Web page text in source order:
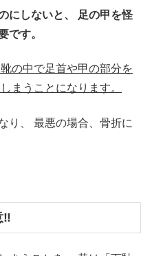
にしないと、
足の甲を怪
です。
靴の中で足首や甲の部分を
まうことになります。
り、
最悪の場合、骨折に
‼